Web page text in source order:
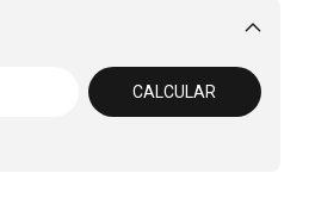
Alterar CEP
CALCULAR